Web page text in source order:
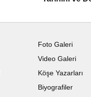
Foto Galeri
Video Galeri
Köşe Yazarları
Biyografiler